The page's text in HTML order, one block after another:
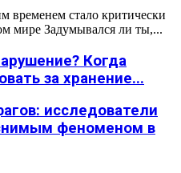
временем стало критически
мире Задумывался ли ты,...
Когда
за хранение...
исследователи
феноменом в